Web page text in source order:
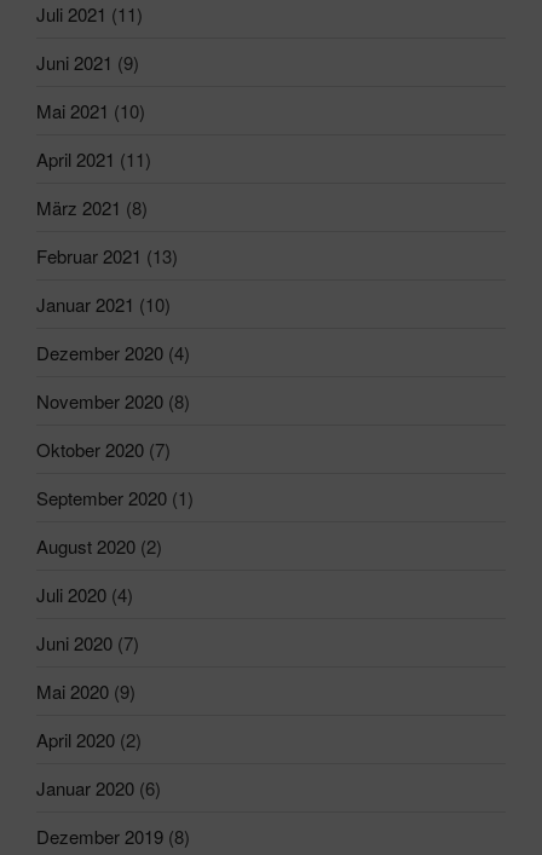
Juli 2021 (11)
Juni 2021 (9)
Mai 2021 (10)
April 2021 (11)
März 2021 (8)
Februar 2021 (13)
Januar 2021 (10)
Dezember 2020 (4)
November 2020 (8)
Oktober 2020 (7)
September 2020 (1)
August 2020 (2)
Juli 2020 (4)
Juni 2020 (7)
Mai 2020 (9)
April 2020 (2)
Januar 2020 (6)
Dezember 2019 (8)